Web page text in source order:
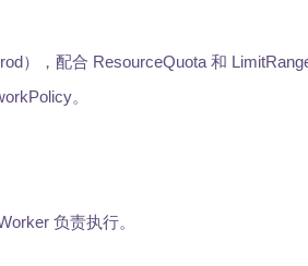
），配合 ResourceQuota 和
。
负责执行。